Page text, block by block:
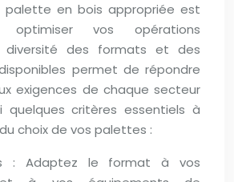
palette en bois appropriée est
optimiser vos opérations
diversité des formats et des
permet de répondre
exigences de chaque secteur
quelques critères essentiels à
choix de vos palettes :
: Adaptez le format à vos